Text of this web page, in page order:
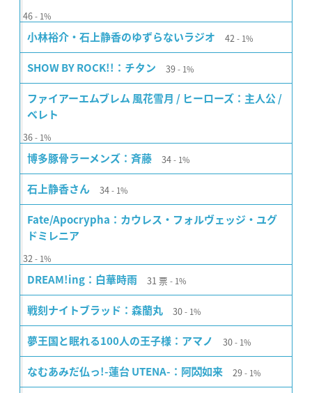
46 1%
小林裕介・石上静香のゆずらないラジオ 42 1%
SHOW BY ROCK!!：チタン 39 1%
ファイアーエムブレム 風花雪月 / ヒーローズ：主人公 /
ベレト
36 1%
博多豚骨ラーメンズ：斉藤 34 1%
石上静香さん 34 1%
Fate/Apocrypha：カウレス・フォルヴェッジ・ユグ
ドミレニア
32 1%
DREAM!ing：白華時雨 31 票 1%
戦刻ナイトブラッド：森蘭丸 30 1%
夢王国と眠れる100人の王子様：アマノ 30 1%
なむあみだ仏っ!-蓮台 UTENA-：阿閦如来 29 1%